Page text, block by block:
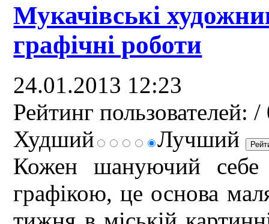
Мукачівські
графічні роботи
24.01.2013 12:23
Рейтинг пользователей: /
Худший
Лучший
Кожен шануючий себе
графікою, це основа